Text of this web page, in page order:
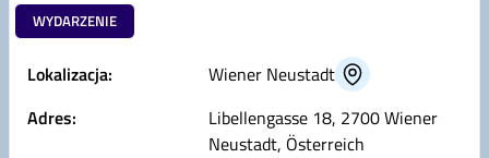
WYDARZENIE
Lokalizacja:
Wiener Neustadt
Adres:
Libellengasse 18, 2700 Wiener
Neustadt, Österreich